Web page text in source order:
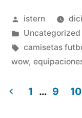
Publicado
por
istern
Publicado
en
Uncategorized
Etiquetas:
camisetas
wow,
1 … 9 10